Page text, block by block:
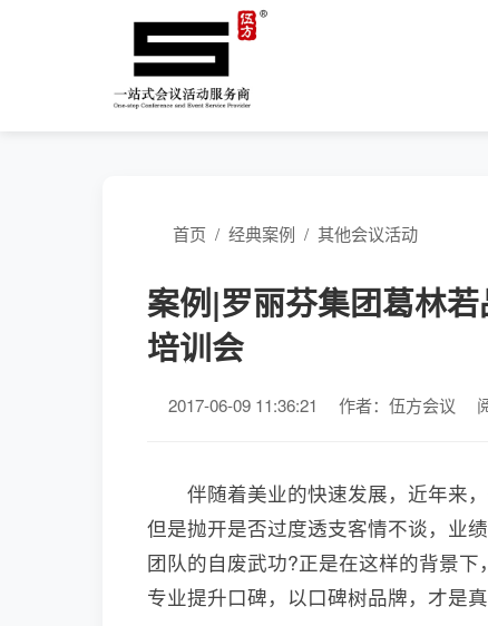
首页 / 经典案例 / 其他会议活动
案例|罗丽芬集团葛林
培训会
2017-06-09 11:36:21 作者：伍方会议
伴随着美业的快速发展，近年来，
但是抛开是否过度透支客情不谈，业
团队的自废武功?正是在这样的背景
专业提升口碑，以口碑树品牌，才是